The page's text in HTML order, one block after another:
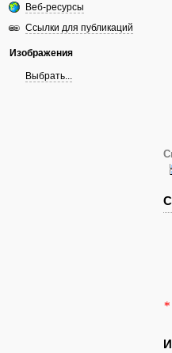
Веб-ресурсы
Ссылки для публикаций
Изображения
Выбрать...
*